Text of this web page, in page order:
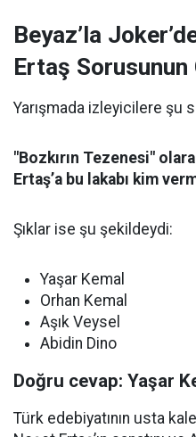
Beyaz’la
Ertaş Sorusunun
Yarışmada izleyicilere şu
"Bozkırın Tezenesi"
Ertaş’a bu lakabı kim
Şıklar ise şu şekildeydi:
Yaşar Kemal
Orhan Kemal
Aşık Veysel
Abidin Dino
Doğru cevap: Yaşar
Türk edebiyatının usta